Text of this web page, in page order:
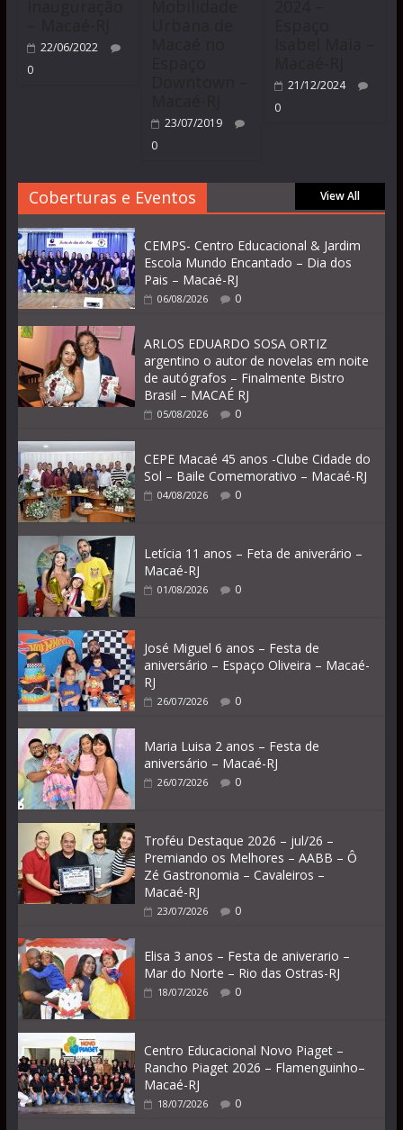
22/06/2022
0
23/07/2019
0
21/12/2024
0
Coberturas e Eventos View All
CEMPS- Centro Educacional & Jardim
Escola Mundo Encantado – Dia dos
Pais – Macaé-RJ
06/08/2026 0
ARLOS EDUARDO SOSA ORTIZ
argentino o autor de novelas em noite
de autógrafos – Finalmente Bistro
Brasil – MACAÉ RJ
05/08/2026 0
CEPE Macaé 45 anos -Clube Cidade do
Sol – Baile Comemorativo – Macaé-RJ
04/08/2026 0
Letícia 11 anos – Feta de aniverário –
Macaé-RJ
01/08/2026 0
José Miguel 6 anos – Festa de
aniversário – Espaço Oliveira – Macaé-
RJ
26/07/2026 0
Maria Luisa 2 anos – Festa de
aniversário – Macaé-RJ
26/07/2026 0
Troféu Destaque 2026 – jul/26 –
Premiando os Melhores – AABB – Ô
Zé Gastronomia – Cavaleiros –
Macaé-RJ
23/07/2026 0
Elisa 3 anos – Festa de aniverario –
Mar do Norte – Rio das Ostras-RJ
18/07/2026 0
Centro Educacional Novo Piaget –
Rancho Piaget 2026 – Flamenguinho–
Macaé-RJ
18/07/2026 0